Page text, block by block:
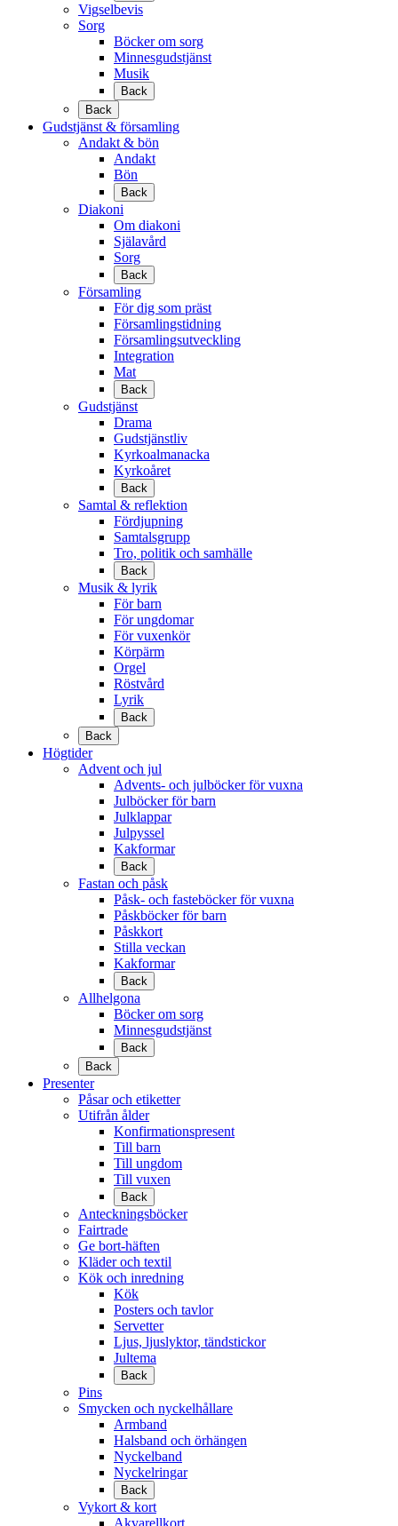
Vigselbevis
Sorg
Böcker om sorg
Minnesgudstjänst
Musik
Back
Back
Gudstjänst & församling
Andakt & bön
Andakt
Bön
Back
Diakoni
Om diakoni
Själavård
Sorg
Back
Församling
För dig som präst
Församlingstidning
Församlingsutveckling
Integration
Mat
Back
Gudstjänst
Drama
Gudstjänstliv
Kyrkoalmanacka
Kyrkoåret
Back
Samtal & reflektion
Fördjupning
Samtalsgrupp
Tro, politik och samhälle
Back
Musik & lyrik
För barn
För ungdomar
För vuxenkör
Körpärm
Orgel
Röstvård
Lyrik
Back
Back
Högtider
Advent och jul
Advents- och julböcker för vuxna
Julböcker för barn
Julklappar
Julpyssel
Kakformar
Back
Fastan och påsk
Påsk- och fasteböcker för vuxna
Påskböcker för barn
Påskkort
Stilla veckan
Kakformar
Back
Allhelgona
Böcker om sorg
Minnesgudstjänst
Back
Back
Presenter
Påsar och etiketter
Utifrån ålder
Konfirmationspresent
Till barn
Till ungdom
Till vuxen
Back
Anteckningsböcker
Fairtrade
Ge bort-häften
Kläder och textil
Kök och inredning
Kök
Posters och tavlor
Servetter
Ljus, ljuslyktor, tändstickor
Jultema
Back
Pins
Smycken och nyckelhållare
Armband
Halsband och örhängen
Nyckelband
Nyckelringar
Back
Vykort & kort
Akvarellkort